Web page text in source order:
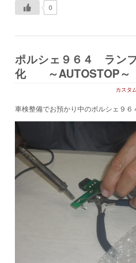
0
ポルシェ９６４ ラン
化 ～AUTOSTOP～
カスタ
車検整備でお預かり中のポルシェ９６